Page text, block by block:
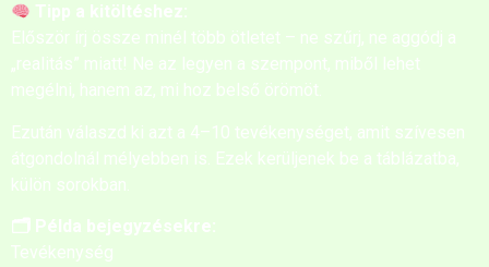
Tipp a kitöltéshez:
Először írj össze minél több ötletet – ne szűrj, ne aggódj a
„realitás” miatt! Ne az legyen a szempont, miből lehet
megélni, hanem az, mi hoz belső örömöt.
Ezután válaszd ki azt a 4–10 tevékenységet, amit szívesen
átgondolnál mélyebben is. Ezek kerüljenek be a táblázatba,
külön sorokban.
🗂 Példa bejegyzésekre:
Tevékenység